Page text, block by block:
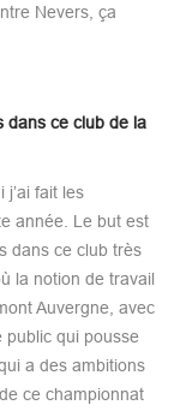
Nevers, ça
dans ce club de la
j’ai fait les
année. Le but est
dans ce club très
la notion de travail
Auvergne, avec
public qui pousse
a des ambitions
ce championnat